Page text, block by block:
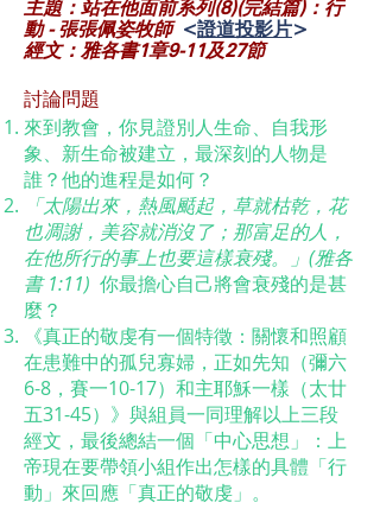
主題：站在他面前系列(8)(完結篇)：行
動 - 張張佩姿牧師 <證道投影片>
經文：雅各書1章9-11及27節
討論問題
來到教會，你見證別人生命、自我形
象、新生命被建立，最深刻的人物是
誰？他的進程是如何？
「太陽出來，熱風颳起，草就枯乾，花
也凋謝，美容就消沒了；那富足的人，
在他所行的事上也要這樣衰殘。」(雅各
書 1:11) 你最擔心自己將會衰殘的是甚
麼？
《真正的敬虔有一個特徵：關懷和照顧
在患難中的孤兒寡婦，正如先知（彌六
6-8，賽一10-17）和主耶穌一樣（太廿
五31-45）》與組員一同理解以上三段
經文，最後總結一個「中心思想」：上
帝現在要帶領小組作出怎樣的具體「行
動」來回應「真正的敬虔」。